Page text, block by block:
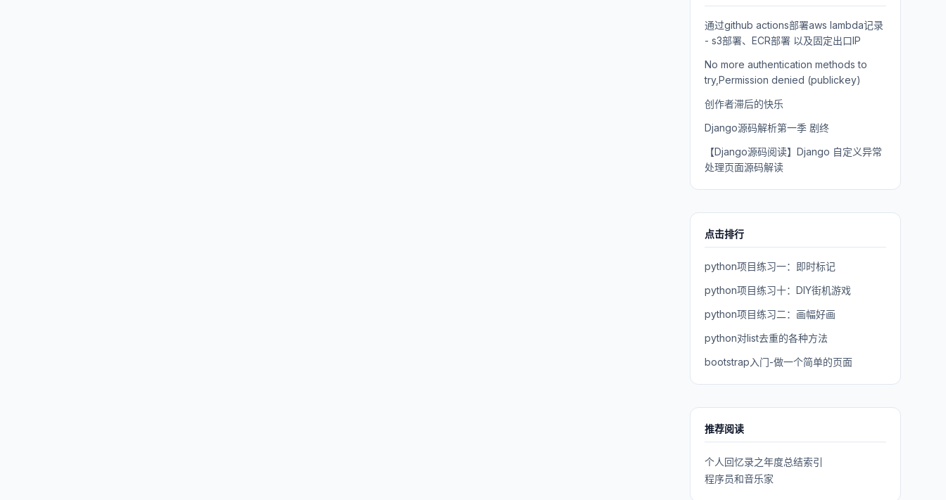
通过github actions部署aws lambda记录
- s3部署、ECR部署 以及固定出口IP
No more authentication methods to
try,Permission denied (publickey)
创作者滞后的快乐
Django源码解析第一季 剧终
【Django源码阅读】Django 自定义异常
处理页面源码解读
点击排行
python项目练习一：即时标记
python项目练习十：DIY街机游戏
python项目练习二：画幅好画
python对list去重的各种方法
bootstrap入门-做一个简单的页面
推荐阅读
个人回忆录之年度总结索引
程序员和音乐家